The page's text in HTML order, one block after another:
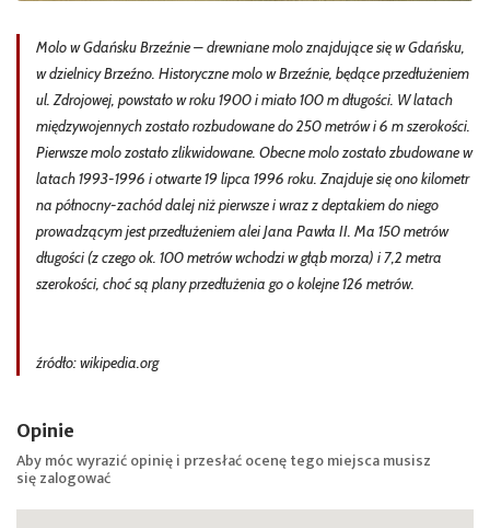
Molo w Gdańsku Brzeźnie – drewniane molo znajdujące się w Gdańsku,
w dzielnicy Brzeźno. Historyczne molo w Brzeźnie, będące przedłużeniem
ul. Zdrojowej, powstało w roku 1900 i miało 100 m długości. W latach
międzywojennych zostało rozbudowane do 250 metrów i 6 m szerokości.
Pierwsze molo zostało zlikwidowane. Obecne molo zostało zbudowane w
latach 1993-1996 i otwarte 19 lipca 1996 roku. Znajduje się ono kilometr
na północny-zachód dalej niż pierwsze i wraz z deptakiem do niego
prowadzącym jest przedłużeniem alei Jana Pawła II. Ma 150 metrów
długości (z czego ok. 100 metrów wchodzi w głąb morza) i 7,2 metra
szerokości, choć są plany przedłużenia go o kolejne 126 metrów.
źródło: wikipedia.org
Opinie
Aby móc wyrazić opinię i przesłać ocenę tego miejsca musisz
sięzalogować